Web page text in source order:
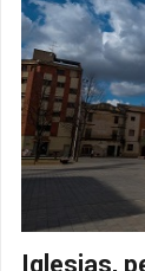
Iglesias,